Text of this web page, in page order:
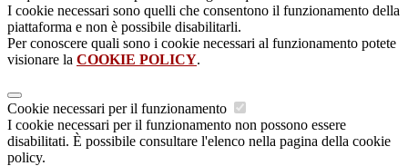
I cookie necessari sono quelli che consentono il funzionamento della
piattaforma e non è possibile disabilitarli.
Per conoscere quali sono i cookie necessari al funzionamento potete
visionare la COOKIE POLICY.
Cookie necessari per il funzionamento
I cookie necessari per il funzionamento non possono essere
disabilitati. È possibile consultare l'elenco nella pagina della cookie
policy.